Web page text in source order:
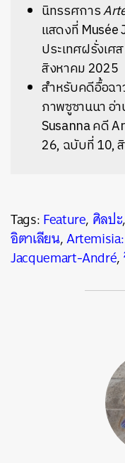
นิทรรศการ
แสดงที่
ประเทศฝรั่งเศ
สิงหาคม 2025
สำหรับคดีอื้อฉา
ภาพซูซานนา อ่
Susanna คดี
26, ฉบับที่ 10,
Tags:Feature, ศิลปะ,
อิตาเลียน,
Jacquemart-André,